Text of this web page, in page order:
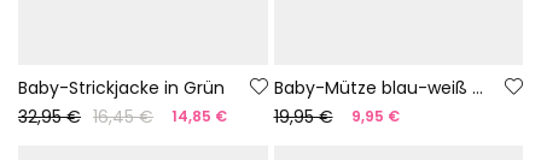
Baby-Strickjacke in Grün
32,95 € 16,45 € 14,85 €
Baby-Mütze blau-weiß kariert
19,95 €
9,95 €